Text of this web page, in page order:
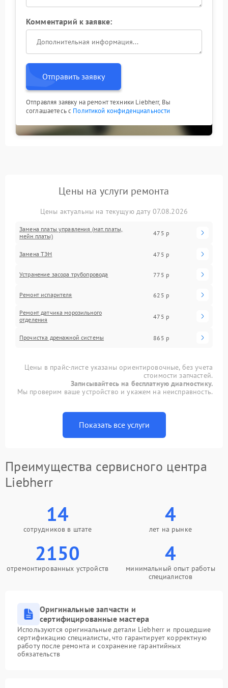
Комментарий к заявке:
Отправить заявку
Отправляя заявку на ремонт техники Liebherr, Вы
соглашаетесь с Политикой конфиденциальности
Цены на услуги ремонта
Цены актуальны на текущую дату 07.08.2026
Замена платы управления (мат.платы,
мейн платы)
475 р
Замена ТЭН 475 р
Устранение засора трубопровода 775 р
Ремонт испарителя 625 р
Ремонт датчика морозильного
отделения
475 р
Прочистка дренажной системы 865 р
Цены в прайс-листе указаны ориентировочные, без учета
стоимости запчастей.
Записывайтесь на бесплатную диагностику.
Мы проверим ваше устройство и укажем на неисправность.
Показать все услуги
Преимущества сервисного центра
Liebherr
14
сотрудников в штате
4
лет на рынке
2150
отремонтированных устройств
4
минимальный опыт работы
специалистов
Оригинальные запчасти и
сертифицированные мастера
Используются оригинальные детали Liebherr и прошедшие
сертификацию специалисты, что гарантирует корректную
работу после ремонта и сохранение гарантийных
обязательств